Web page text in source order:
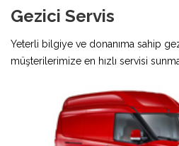
Gezici Servis
Yeterli bilgiye ve donanıma sahip
müşterilerimize en hızlı servisi